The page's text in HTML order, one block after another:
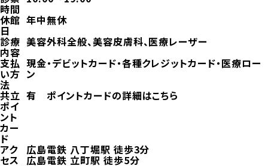
時間
休館
日
年中無休
診療
内容
美容外科全般、美容皮膚科、医療レーザー
支払
い方
法
現金・デビットカード・各種クレジットカード・医療ロー
ン
共立
ポイ
ント
カー
ド
有 ポイントカードの詳細はこちら
アク
セス
広島電鉄 八丁堀駅 徒歩3分
広島電鉄 立町駅 徒歩5分